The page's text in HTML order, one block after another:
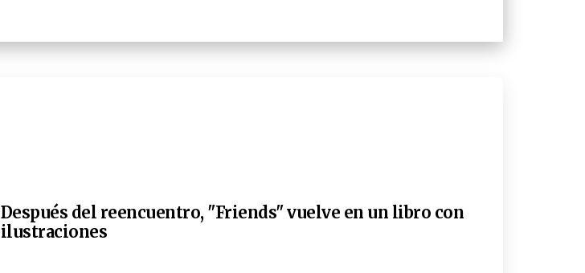
Después del reencuentro, "Friends" vuelve en un libro con
ilustraciones